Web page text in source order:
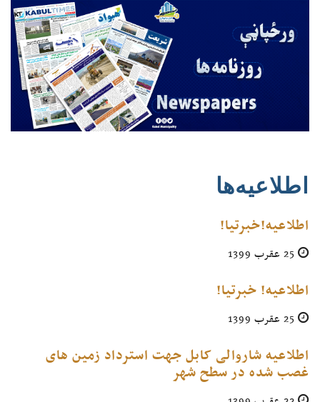
اطلاعیه‌ها
اطلاعیه!خبرتیا!
اطلاعیه! خبرتیا!
اطلاعیه شاروالی کابل جهت استرداد زمین های
غصب شده در سطح شهر